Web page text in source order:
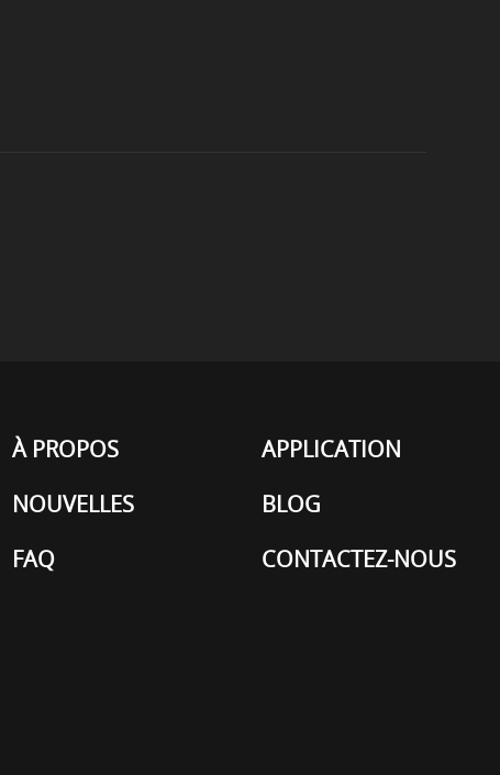
À PROPOS
APPLICATION
NOUVELLES
BLOG
FAQ
CONTACTEZ-NOUS